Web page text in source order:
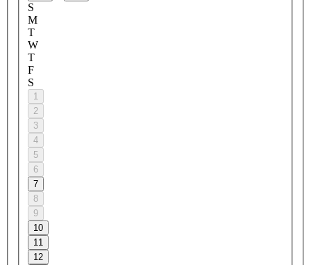
S
M
T
W
T
F
S
1
2
3
4
5
6
7
8
9
10
11
12